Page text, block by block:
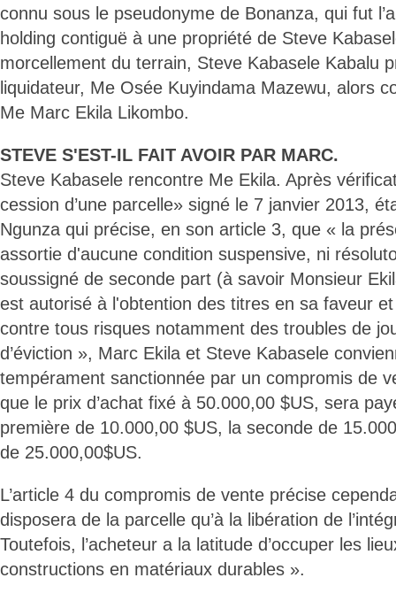
connu sous le pseudonyme de Bonanza, qui fut
holding contiguë à une propriété de Steve
morcellement du terrain, Steve Kabasele Kabalu
liquidateur, Me Osée Kuyindama Mazewu, alors
Me Marc Ekila Likombo.
STEVE S'EST-IL FAIT AVOIR PAR MARC.
Steve Kabasele rencontre Me Ekila. Après
cession d’une parcelle» signé le 7 janvier 2013,
Ngunza qui précise, en son article 3, que « la
assortie d'aucune condition suspensive, ni
soussigné de seconde part (à savoir Monsieur
est autorisé à l'obtention des titres en sa faveur
contre tous risques notamment des troubles de
d’éviction », Marc Ekila et Steve Kabasele
tempérament sanctionnée par un compromis de
que le prix d’achat fixé à 50.000,00 $US, sera
première de 10.000,00 $US, la seconde de
de 25.000,00$US.
L’article 4 du compromis de vente précise
disposera de la parcelle qu’à la libération de
Toutefois, l’acheteur a la latitude d’occuper les
constructions en matériaux durables ».